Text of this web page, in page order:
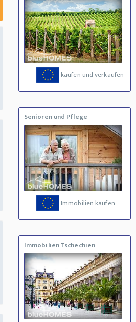
kaufen und verkaufen
Senioren und Pflege
Immobilien kaufen
Immobilien Tschechien